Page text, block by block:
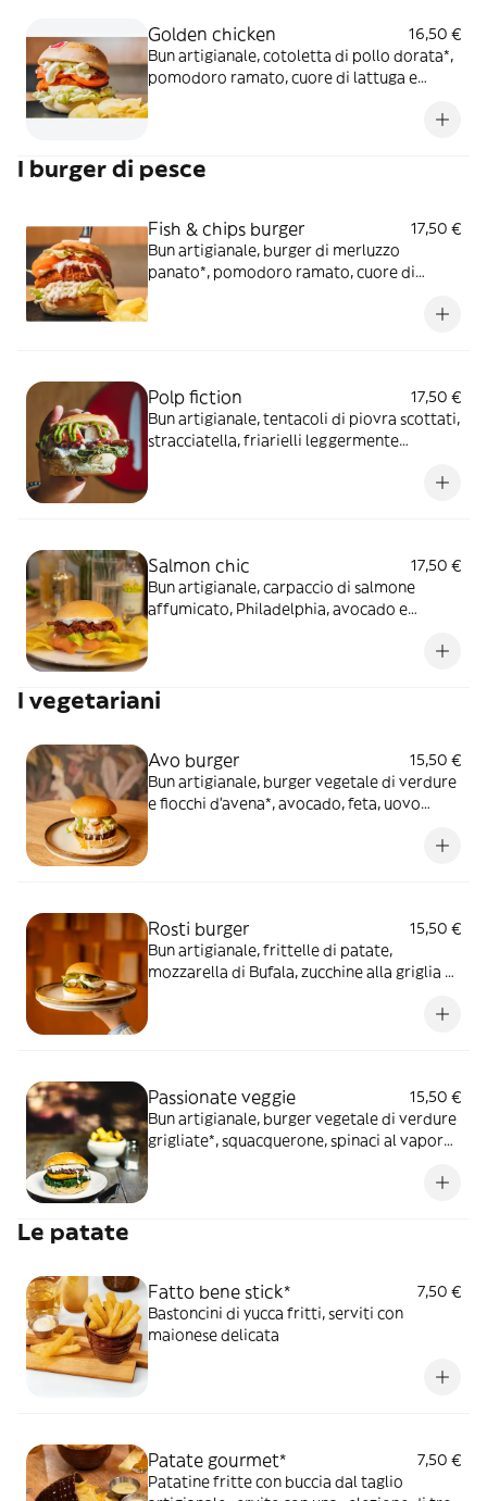
Golden chicken
16,50 €
Bun artigianale, cotoletta di pollo dorata*,
pomodoro ramato, cuore di lattuga e
I burger di pesce
Fish & chips burger
17,50 €
Bun artigianale, burger di merluzzo
panato*, pomodoro ramato, cuore di
Polp fiction
17,50 €
Bun artigianale, tentacoli di piovra scottati,
stracciatella, friarielli leggermente
Salmon chic
17,50 €
Bun artigianale, carpaccio di salmone
affumicato, Philadelphia, avocado e
I vegetariani
Avo burger
15,50 €
Bun artigianale, burger vegetale di verdure
e fiocchi d’avena*, avocado, feta, uovo
Rosti burger
15,50 €
Bun artigianale, frittelle di patate,
mozzarella di Bufala, zucchine alla griglia e
Passionate veggie
15,50 €
Bun artigianale, burger vegetale di verdure
grigliate*, squacquerone, spinaci al vapore
Le patate
Fatto bene stick*
7,50 €
Bastoncini di yucca fritti, serviti con
maionese delicata
Patate gourmet*
7,50 €
Patatine fritte con buccia dal taglio